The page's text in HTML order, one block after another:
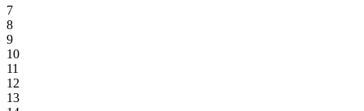
7
8
9
10
11
12
13